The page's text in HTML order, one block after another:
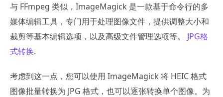
与 FFmpeg 类似，ImageMagick 是一款基于命令行的多
媒体编辑工具，专门用于处理图像文件，提供调整大小和
裁剪等基本编辑选项，以及高级文件管理选项等。 JPG格
式转换.
考虑到这一点，您可以使用 ImageMagick 将 HEIC 格式
图像批量转换为 JPG 格式，也可以逐张转换单个图像。为